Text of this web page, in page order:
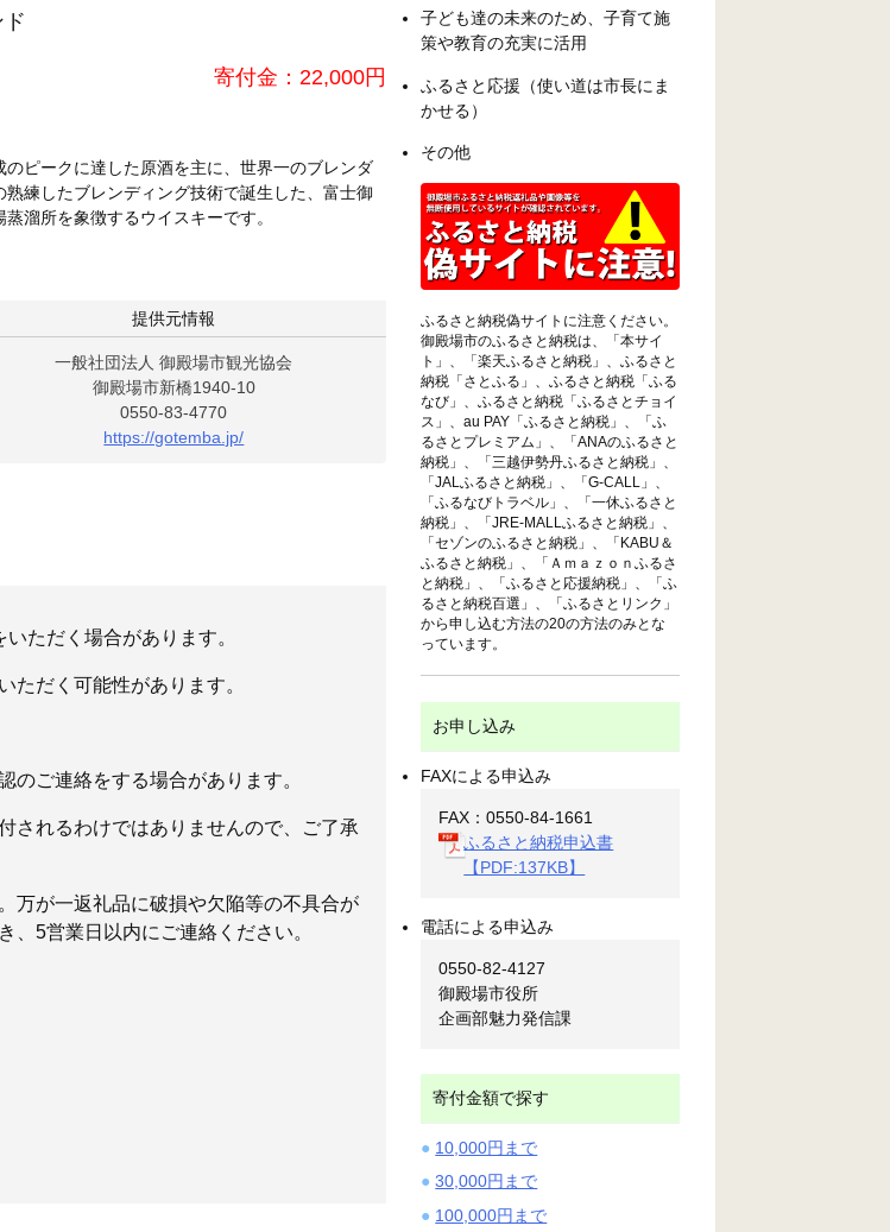
寄付金：22,000円
のピークに達した原酒を主に、世界一のブレンダ
熟練したブレンディング技術で誕生した、富士御
蒸溜所を象徴するウイスキーです。
提供元情報
一般社団法人 御殿場市観光協会
御殿場市新橋1940-10
0550-83-4770
https://gotemba.jp/
ただく場合があります。
ただく可能性があります。
のご連絡をする場合があります。
されるわけではありませんので、ご了承
万が一返礼品に破損や欠陥等の不具合が
、5営業日以内にご連絡ください。
子ども達の未来のため、子育て施
策や教育の充実に活用
ふるさと応援（使い道は市長にま
かせる）
その他
ふるさと納税偽サイトに注意ください。
御殿場市のふるさと納税は、「本サイ
ト」、「楽天ふるさと納税」、ふるさと
納税「さとふる」、ふるさと納税「ふる
なび」、ふるさと納税「ふるさとチョイ
ス」、au PAY「ふるさと納税」、「ふ
るさとプレミアム」、「ANAのふるさと
納税」、「三越伊勢丹ふるさと納税」、
「JALふるさと納税」、「G-CALL」、
「ふるなびトラベル」、「一休ふるさと
納税」、「JRE-MALLふるさと納税」、
「セゾンのふるさと納税」、「KABU＆
ふるさと納税」、「Ａｍａｚｏｎふるさ
と納税」、「ふるさと応援納税」、「ふ
るさと納税百選」、「ふるさとリンク」
から申し込む方法の20の方法のみとな
っています。
お申し込み
FAXによる申込み
FAX：0550-84-1661
ふるさと納税申込書
【PDF:137KB】
電話による申込み
0550-82-4127
御殿場市役所
企画部魅力発信課
寄付金額で探す
10,000円まで
30,000円まで
100,000円まで